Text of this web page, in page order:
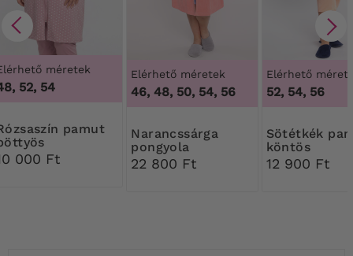
méretek
52, 54
000 Ft
Elérhető méretek
46, 48, 50, 54, 56
Narancssárga
pongyola
22 800 Ft
Elérhető
52, 54, 56
Sötétkék pamut
köntös
12 900 Ft